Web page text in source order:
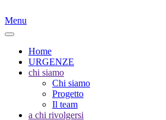
Menu
Home
URGENZE
chi siamo
Chi siamo
Progetto
Il team
a chi rivolgersi